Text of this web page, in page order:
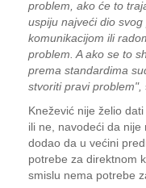
problem, ako će to
uspiju najveći dio
komunikacijom ili
problem. A ako se to
prema standardima
stvoriti pravi problem",
Knežević nije želio
ili ne, navodeći da
dodao da u većini
potrebe za direktnom
smislu nema potrebe